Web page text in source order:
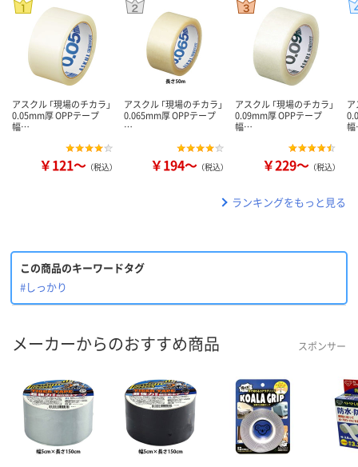
アスクル 「現場のチカラ」
0.05mm厚 OPPテープ
幅…
￥121～ （税込）
アスクル 「現場のチカラ」
0.065mm厚 OPPテープ
…
￥194～ （税込）
アスクル 「現場のチカラ」
0.09mm厚 OPPテープ
幅…
￥229～ （税込）
ア
ランキングをもっと見る
この商品のキーワードタグ
#しっかり
メーカーからのおすすめ商品 スポンサー